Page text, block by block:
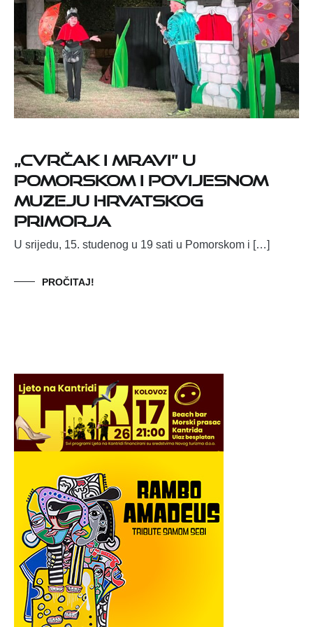
„Cvrčak i mravi” u
Pomorskom i povijesnom
muzeju Hrvatskog
primorja
U srijedu, 15. studenog u 19 sati u Pomorskom i […]
PROČITAJ!